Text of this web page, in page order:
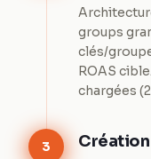
groups
clés/
ROAS
chargées
3